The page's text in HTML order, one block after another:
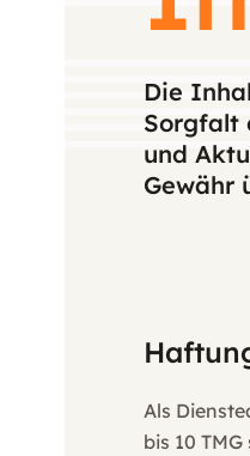
Die
Sorgfalt
und
Gewähr
Als
bis 10